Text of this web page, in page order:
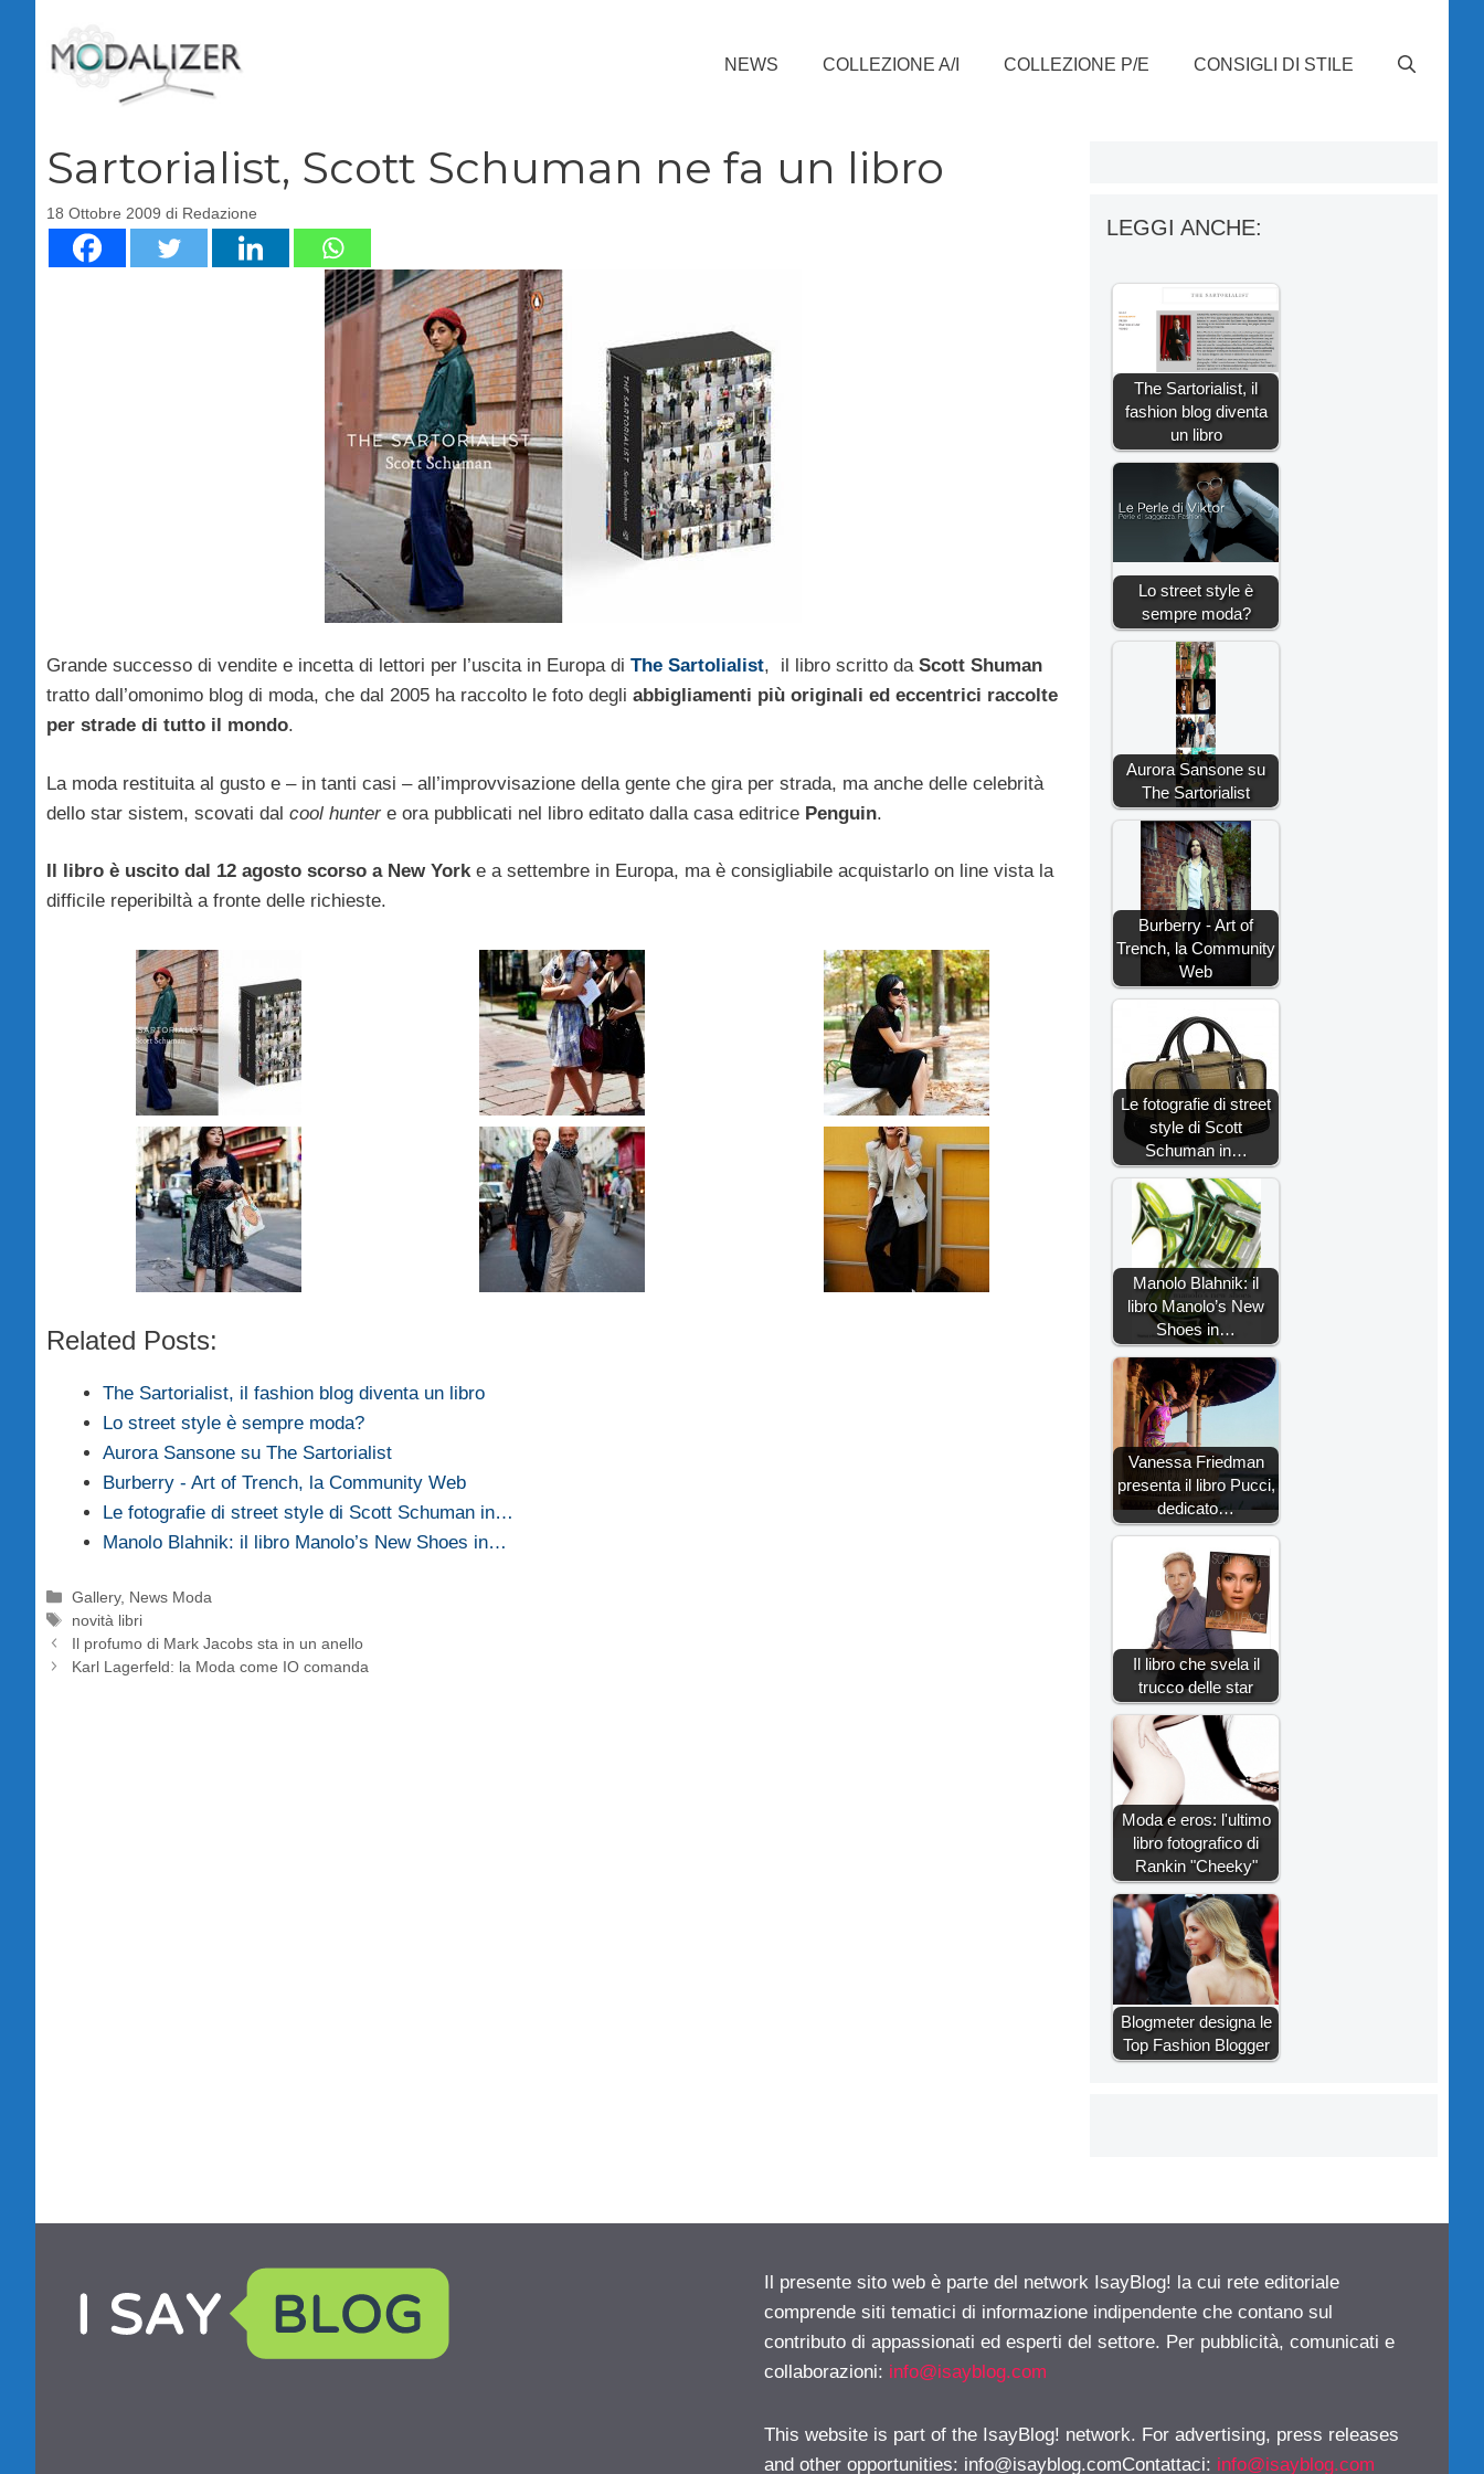
contenuto
NEWS COLLEZIONE A/I COLLEZIONE P/E CONSIGLI DI STILE
Sartorialist, Scott Schuman ne fa un libro
18 Ottobre 2009 di Redazione
Grande successo di vendite e incetta di lettori per l’uscita in Europa di The Sartolialist, il libro scritto da Scott Shuman
tratto dall’omonimo blog di moda, che dal 2005 ha raccolto le foto degli abbigliamenti più originali ed eccentrici raccolte
per strade di tutto il mondo.
La moda restituita al gusto e – in tanti casi – all’improvvisazione della gente che gira per strada, ma anche delle celebrità
dello star sistem, scovati dal cool huntere ora pubblicati nel libro editato dalla casa editrice Penguin.
Il libro è uscito dal 12 agosto scorso a New Yorke a settembre in Europa, ma è consigliabile acquistarlo on line vista la
difficile reperibiltà a fronte delle richieste.
Related Posts:
The Sartorialist, il fashion blog diventa un libro
Lo street style è sempre moda?
Aurora Sansone su The Sartorialist
Burberry - Art of Trench, la Community Web
Le fotografie di street style di Scott Schuman in…
Manolo Blahnik: il libro Manolo’s New Shoes in…
Categorie
Gallery, News Moda
Tag
novità libri
Il profumo di Mark Jacobs sta in un anello
Karl Lagerfeld: la Moda come IO comanda
LEGGI ANCHE:
The Sartorialist, il
fashion blog diventa
un libro
Lo street style è
sempre moda?
Aurora Sansone su
The Sartorialist
Burberry - Art of
Trench, la Community
Web
Le fotografie di street
style di Scott
Schuman in…
Manolo Blahnik: il
libro Manolo’s New
Shoes in…
Vanessa Friedman
presenta il libro Pucci,
dedicato…
Il libro che svela il
trucco delle star
Moda e eros: l'ultimo
libro fotografico di
Rankin "Cheeky"
Blogmeter designa le
Top Fashion Blogger
Il presente sito web è parte del network IsayBlog! la cui rete editoriale
comprende siti tematici di informazione indipendente che contano sul
contributo di appassionati ed esperti del settore. Per pubblicità, comunicati e
collaborazioni: info@isayblog.com
This website is part of the IsayBlog! network. For advertising, press releases
and other opportunities: info@isayblog.comContattaci: info@isayblog.com